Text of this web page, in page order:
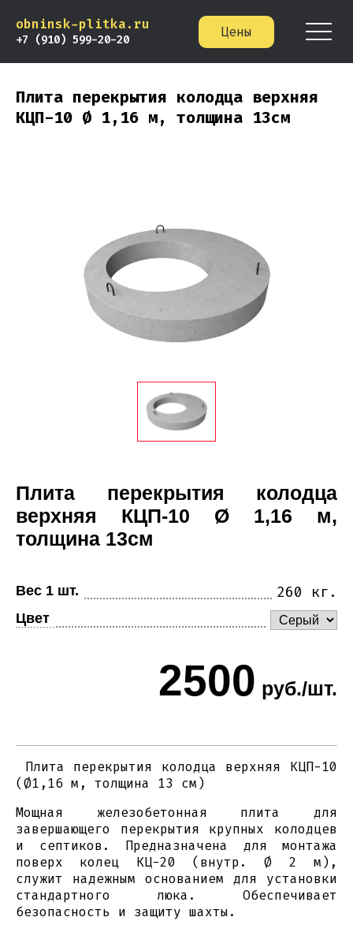
obninsk-plitka.ru
+7 (910) 599-20-20 Цены
Плита перекрытия колодца верхняя
КЦП-10 Ø 1,16 м, толщина 13см
Плита перекрытия колодца
верхняя КЦП-10 Ø 1,16 м,
толщина 13см
Вес 1 шт. 260 кг.
Цвет
2500 руб./шт.
Плита перекрытия колодца верхняя КЦП-10
(Ø1,16 м, толщина 13 см)
Мощная железобетонная плита для
завершающего перекрытия крупных колодцев
и септиков. Предназначена для монтажа
поверх колец КЦ-20 (внутр. Ø 2 м),
служит надежным основанием для установки
стандартного люка. Обеспечивает
безопасность и защиту шахты.